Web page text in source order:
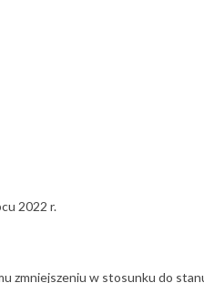
2022 r.
zmniejszeniu w stosunku do